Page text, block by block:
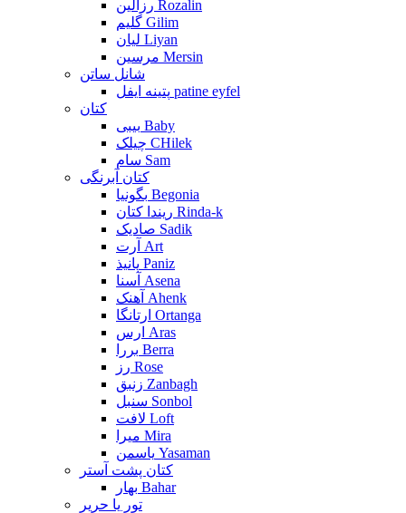
رزالین Rozalin
گلیم Gilim
لیان Liyan
مرسین Mersin
شانل ساتن
پتینه ایفل patine eyfel
کتان
بیبی Baby
چیلک CHilek
سام Sam
کتان آبرنگی
بگونیا Begonia
ریندا کتان Rinda-k
صادیک Sadik
آرت Art
پانیذ Paniz
آسنا Asena
آهنک Ahenk
ارتانگا Ortanga
ارس Aras
بررا Berra
رز Rose
زنبق Zanbagh
سنبل Sonbol
لافت Loft
میرا Mira
یاسمن Yasaman
کتان پشت آستر
بهار Bahar
تور یا حریر